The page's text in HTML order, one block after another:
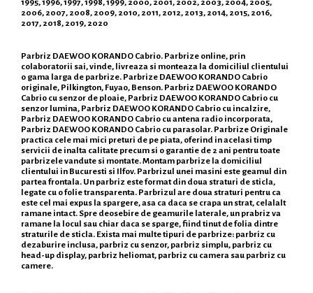
1995, 1996, 1997, 1998, 1999, 2000, 2001, 2002, 2003, 2004, 2005,
2006, 2007, 2008, 2009, 2010, 2011, 2012, 2013, 2014, 2015, 2016,
2017, 2018, 2019, 2020
Parbriz DAEWOO KORANDO Cabrio. Parbrize online, prin
colaboratorii sai, vinde, livreaza si monteaza la domiciliul clientului
o gama larga de parbrize. Parbrize DAEWOO KORANDO Cabrio
originale, Pilkington, Fuyao, Benson. Parbriz DAEWOO KORANDO
Cabrio cu senzor de ploaie, Parbriz DAEWOO KORANDO Cabrio cu
senzor lumina, Parbriz DAEWOO KORANDO Cabrio cu incalzire,
Parbriz DAEWOO KORANDO Cabrio cu antena radio incorporata,
Parbriz DAEWOO KORANDO Cabrio cu parasolar. Parbrize Originale
practica cele mai mici preturi de pe piata, oferind in acelasi timp
servicii de inalta calitate precum si o garantie de 2 ani pentru toate
parbrizele vandute si montate. Montam parbrize la domiciliul
clientului in Bucuresti si Ilfov. Parbrizul unei masini este geamul din
partea frontala. Un parbriz este format din doua straturi de sticla,
legate cu o folie transparenta. Parbrizul are doua straturi pentru ca
este cel mai expus la spargere, asa ca daca se crapa un strat, celalalt
ramane intact. Spre deosebire de geamurile laterale, un prabriz va
ramane la locul sau chiar daca se sparge, fiind tinut de folia dintre
straturile de sticla. Exista mai multe tipuri de parbrize: parbriz cu
dezaburire inclusa, parbriz cu senzor, parbriz simplu, parbriz cu
head-up display, parbriz heliomat, parbriz cu camera sau parbriz cu
camere.